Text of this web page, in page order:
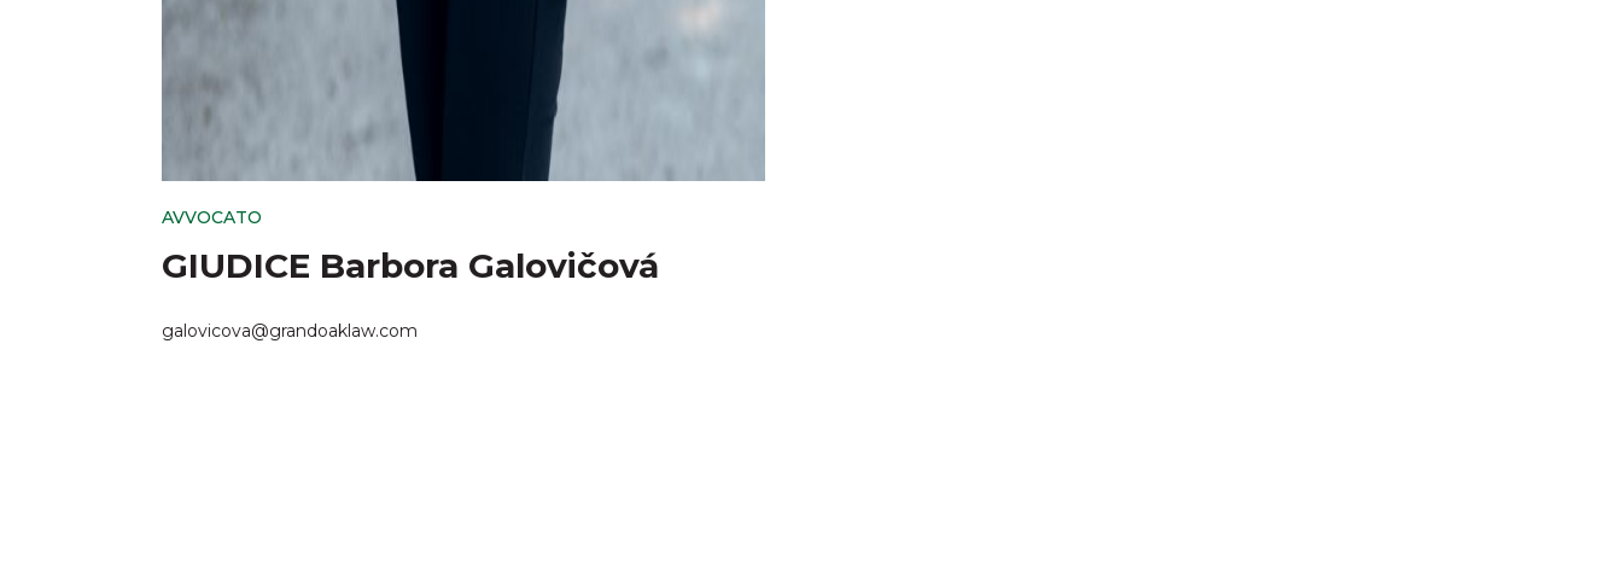
AVVOCATO
GIUDICE Barbora Galovičová
galovicova@grandoaklaw.com